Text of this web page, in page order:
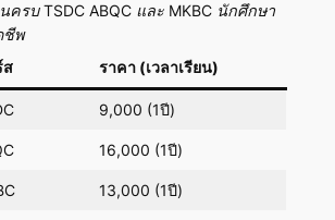
ครบ TSDC ABQC และ MKBC นักศึกษา
ชีพ
ส
ราคา (เวลาเรียน)
9,000 (1ปี)
16,000 (1ปี)
13,000 (1ปี)